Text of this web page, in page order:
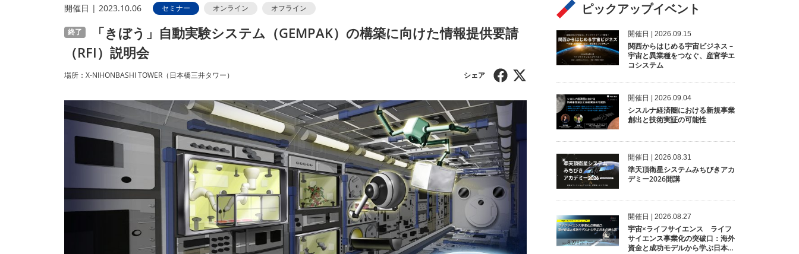
開催⽇ | 2023.10.06 セミナー オンライン オフライン
終了
「きぼう」自動実験システム（GEMPAK）の構築に向けた情報提供要請
（RFI）説明会
場所：X-NIHONBASHI TOWER（日本橋三井タワー）
ピックアップイベント
開催⽇ | 2026.09.15
関西からはじめる宇宙ビジネス –
宇宙と異業種をつなぐ、産官学エ
コシステム
開催⽇ | 2026.09.04
シスルナ経済圏における新規事業
創出と技術実証の可能性
開催⽇ | 2026.08.31
準天頂衛星システムみちびきアカ
デミー2026開講
開催⽇ | 2026.08.27
宇宙×ライフサイエンス ライフ
サイエンス事業化の突破口：海外
資金と成功モデルから学ぶ日本の